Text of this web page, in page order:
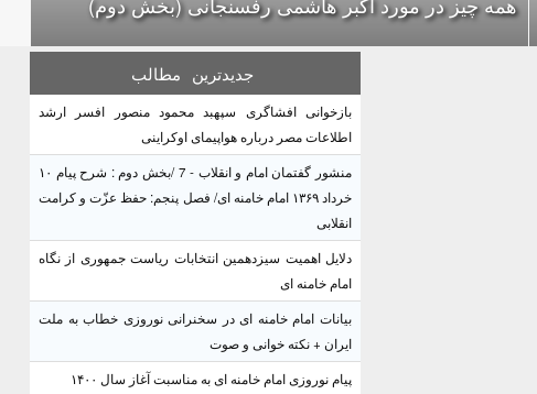
جدیدترین مطالب
بازخوانی افشاگری سپهبد محمود منصور افسر ارشد
اطلاعات مصر درباره هواپیمای اوکراینی
منشور گفتمان امام و انقلاب - 7 /بخش دوم : شرح پیام ۱۰
خرداد ۱۳۶۹ امام خامنه ای/ فصل پنجم: حفظ عزّت و کرامت
انقلابی
دلایل اهمیت سیزدهمین انتخابات ریاست جمهوری از نگاه
امام خامنه ای
بیانات امام خامنه ای در سخنرانی نوروزی خطاب به ملت
ایران + نکته خوانی و صوت
پیام نوروزی امام خامنه ای به مناسبت آغاز سال ۱۴۰۰